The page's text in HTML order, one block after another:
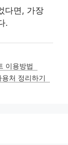
다면, 가장
.
이용방법
처 정리하기